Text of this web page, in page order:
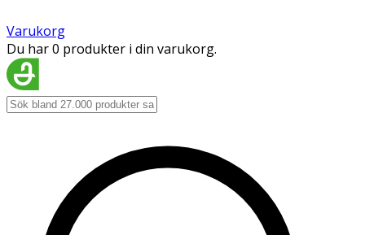
Varukorg
Du har 0 produkter i din varukorg.